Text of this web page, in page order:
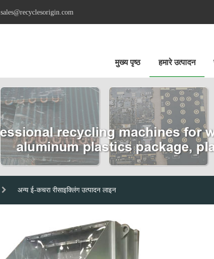
sales@recyclesorigin.com
मुख्य पृष्ठ हमारे उत्पादन
अन्य ई-कचरा रीसाइक्लिंग उत्पादन लाइन